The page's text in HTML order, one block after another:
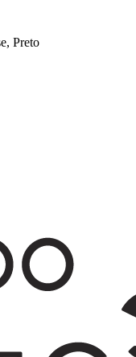
Preto